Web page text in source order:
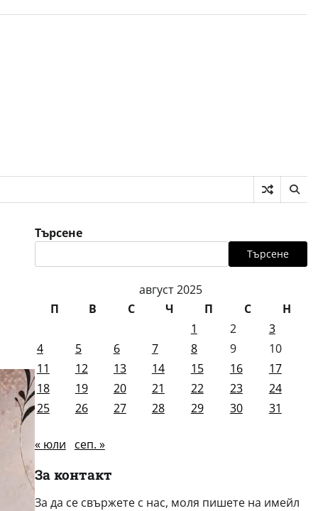
Търсене
Търсене
август 2025
П
В С Ч П С
Н
1
2
3
4
5 6 7 8 9
10
11
12 13 14 15 16
17
18
19 20 21 22 23
24
25
26 27 28 29 30 31
« юли сеп. »
За контакт
За да се свържете с нас, моля пишете на имейл